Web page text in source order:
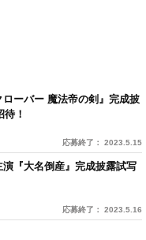
ローバー 魔法帝の剣』完成披
！
応募終了： 2023.5.15
演『大名倒産』完成披露試写
応募終了： 2023.5.16